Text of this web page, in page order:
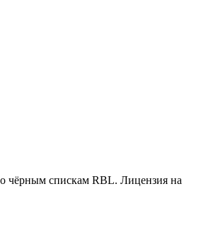
чёрным спискам RBL. Лицензия на